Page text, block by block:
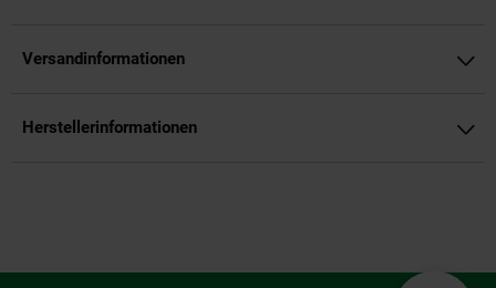
Versandinformationen
Herstellerinformationen